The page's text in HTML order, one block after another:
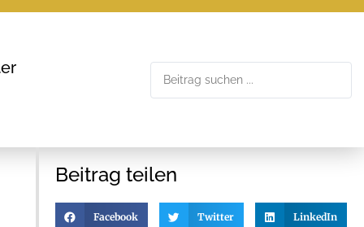
Beitrag teilen
Facebook Twitter LinkedIn